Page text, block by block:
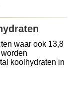
waar ook 13,8
koolhydraten in